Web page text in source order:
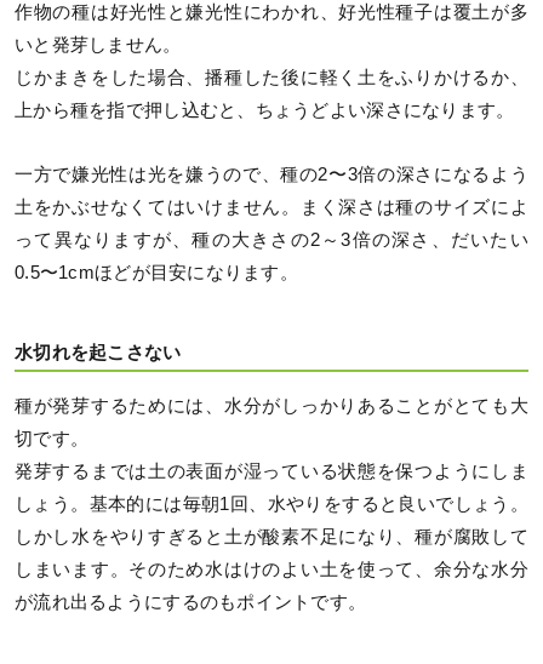
作物の種は好光性と嫌光性にわかれ、好光性種子は覆土が多
いと発芽しません。
じかまきをした場合、播種した後に軽く土をふりかけるか、
上から種を指で押し込むと、ちょうどよい深さになります。
一方で嫌光性は光を嫌うので、種の2〜3倍の深さになるよう
土をかぶせなくてはいけません。まく深さは種のサイズによ
って異なりますが、種の大きさの2～3倍の深さ、だいたい
0.5〜1cmほどが目安になります。
水切れを起こさない
種が発芽するためには、水分がしっかりあることがとても大
切です。
発芽するまでは土の表面が湿っている状態を保つようにしま
しょう。基本的には毎朝1回、水やりをすると良いでしょう。
しかし水をやりすぎると土が酸素不足になり、種が腐敗して
しまいます。そのため水はけのよい土を使って、余分な水分
が流れ出るようにするのもポイントです。